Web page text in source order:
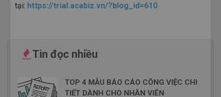
tại: https://trial.acabiz.vn/?blog_id=610
Tin đọc nhiều
TOP 4 MẪU BÁO CÁO CÔNG VIỆC CHI
TIẾT DÀNH CHO NHÂN VIÊN